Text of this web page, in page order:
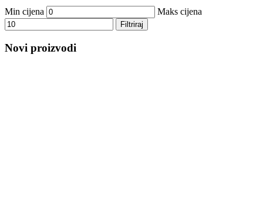
Min cijena Maks cijena
Filtriraj
Novi proizvodi